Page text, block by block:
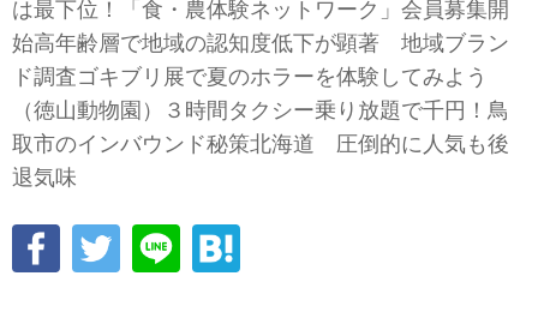
は最下位！「食・農体験ネットワーク」会員募集開
始高年齢層で地域の認知度低下が顕著 地域ブラン
ド調査ゴキブリ展で夏のホラーを体験してみよう
（徳山動物園）３時間タクシー乗り放題で千円！鳥
取市のインバウンド秘策北海道 圧倒的に人気も後
退気味